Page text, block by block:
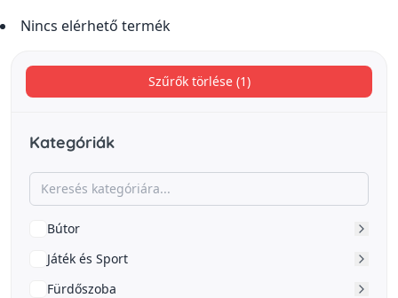
Szűrők törlése (1)
Kategóriák
Bútor
Játék és Sport
Fürdőszoba
Nincs elérhető termék